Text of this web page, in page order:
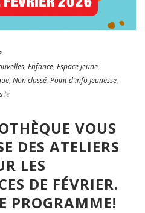
, Enfance, Espace jeune,
, Non classé, Point d'info Jeunesse,
le
VOUS
DES ATELIERS
LES
DE FÉVRIER.
PROGRAMME!